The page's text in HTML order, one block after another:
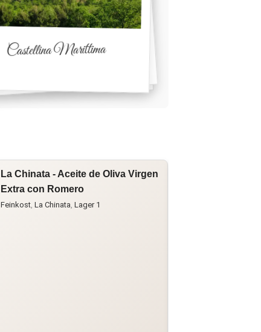
Castellina Marittima
La Chinata - Aceite de Oliva Virgen
Extra con Romero
Feinkost, La Chinata, Lager 1